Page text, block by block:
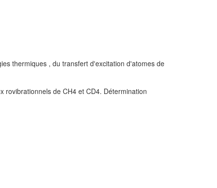
thermiques , du transfert d'excitation d'atomes de
rovibrationnels de CH4 et CD4. Détermination